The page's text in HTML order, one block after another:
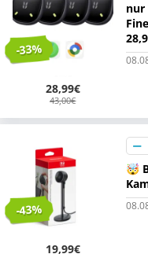
-33%
28,99€
43,00€
nur
-43%
19,99€
🤯